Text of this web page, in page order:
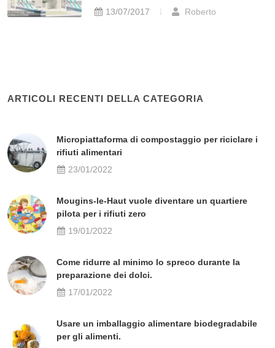
13/07/2017 Roberto
ARTICOLI RECENTI DELLA CATEGORIA
Micropiattaforma di compostaggio per riciclare i
rifiuti alimentari
23/01/2022
Mougins-le-Haut vuole diventare un quartiere
pilota per i rifiuti zero
19/01/2022
Come ridurre al minimo lo spreco durante la
preparazione dei dolci.
17/01/2022
Usare un imballaggio alimentare biodegradabile
per gli alimenti.